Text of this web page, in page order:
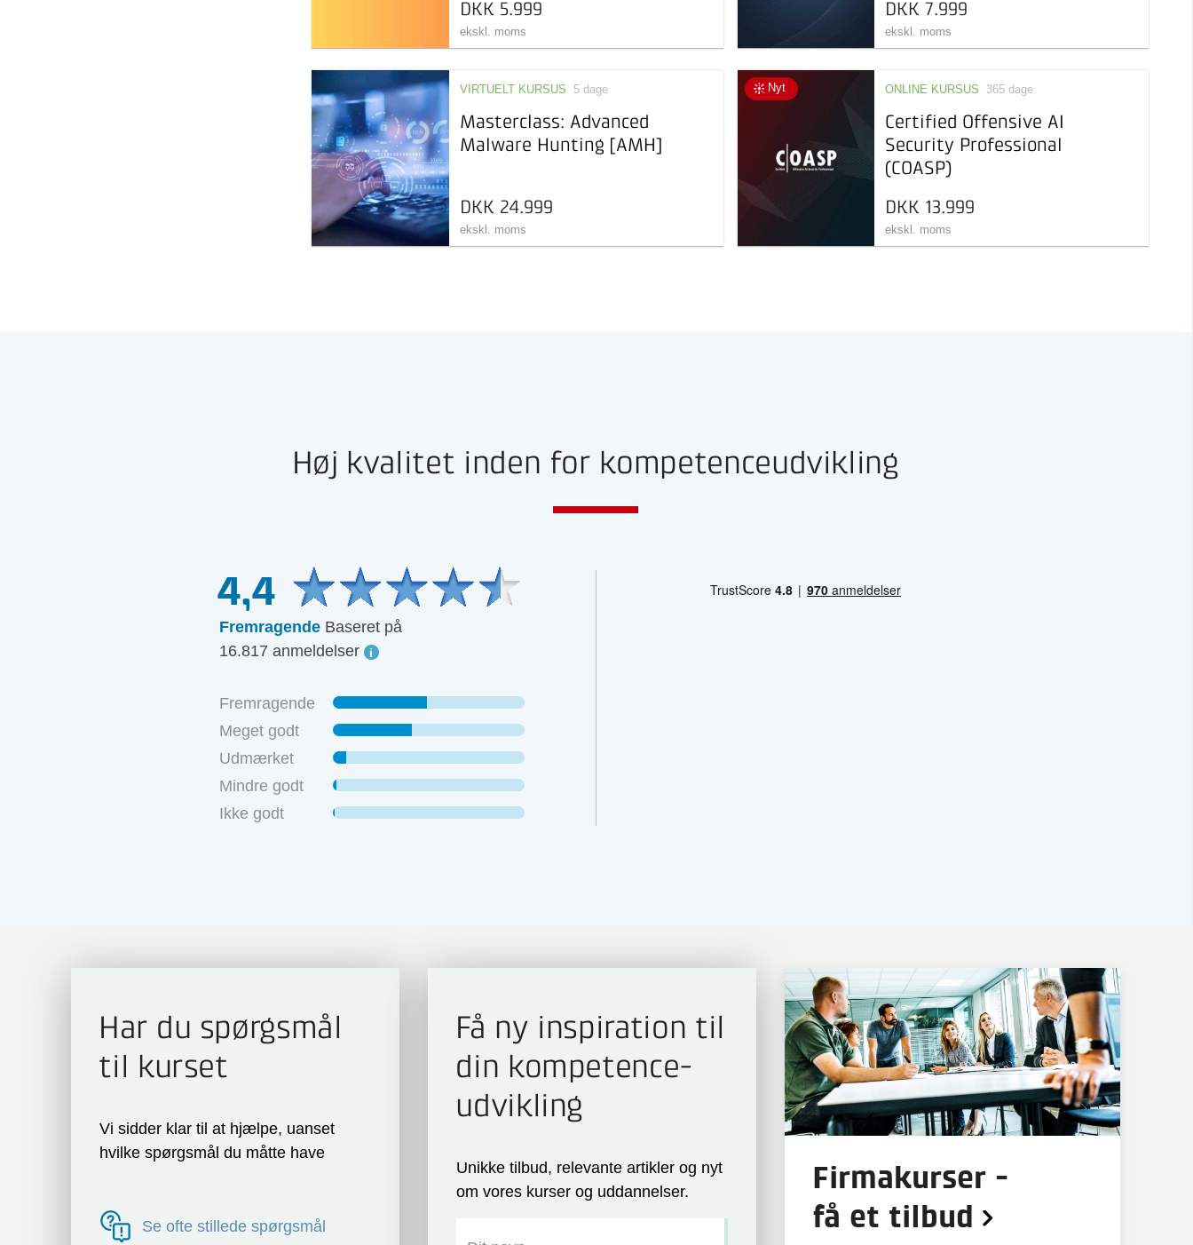
DKK 5.999
ekskl. moms
DKK 7.999
ekskl. moms
VIRTUELT KURSUS 5 dage
Masterclass: Advanced
Malware Hunting [AMH]
DKK 24.999
ekskl. moms
Nyt ONLINE KURSUS 365 dage
Certified Offensive AI
Security Professional
(COASP)
DKK 13.999
ekskl. moms
Høj kvalitet inden for kompetenceudvikling
4,4
Fremragende Baseret på
16.817 anmeldelser
Fremragende
Meget godt
Udmærket
Mindre godt
Ikke godt
Har du spørgsmål
til kurset
Vi sidder klar til at hjælpe, uanset
hvilke spørgsmål du måtte have
Se ofte stillede spørgsmål
Få ny inspiration til
din kompetence­
udvikling
Unikke tilbud, relevante artikler og nyt
om vores kurser og uddannelser.
Firmakurser -
få et tilbud